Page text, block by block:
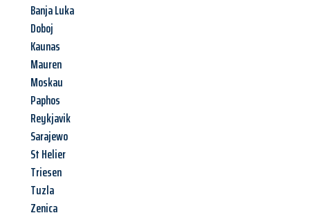
Banja Luka
Doboj
Kaunas
Mauren
Moskau
Paphos
Reykjavik
Sarajewo
St Helier
Triesen
Tuzla
Zenica